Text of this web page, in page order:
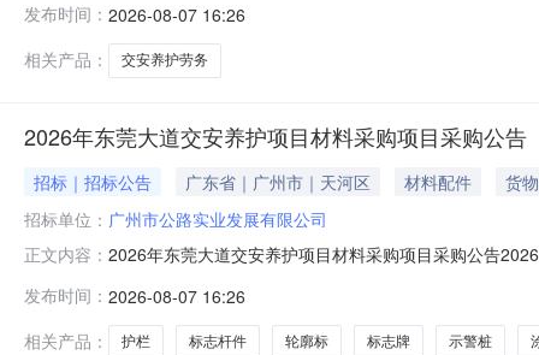
栏、轮廓标、道钉等劳务作业，详见比选函报价表五、
本项目税率不一致的，报
发布时间： 2026-08-07 16:26
相关产品：
交安养护劳务
2026年东莞大道交安养护项目材料采购项目采购公告
招标｜招标公告 广东省｜广州市｜天河区 材料配件
货物
招标单位： 广州市公路实业发展有限公司
正文内容： 2026年东莞大道交安养护项目材料采购项目采购公告
示警桩、道钉、轮廓标等材料，详见比选函报价表五、
目税率不一致的，报价单
发布时间： 2026-08-07 16:26
相关产品：
护栏 标志杆件 轮廓标 标志牌 示警桩